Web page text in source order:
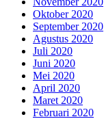
Oktober 2020
September 2020
Agustus 2020
Juli 2020
Juni 2020
Mei 2020
April 2020
Maret 2020
Februari 2020